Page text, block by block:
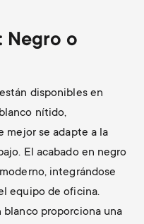
Negro o
disponibles en
nítido,
mejor se adapte a la
El acabado en negro
integrándose
equipo de oficina.
proporciona una